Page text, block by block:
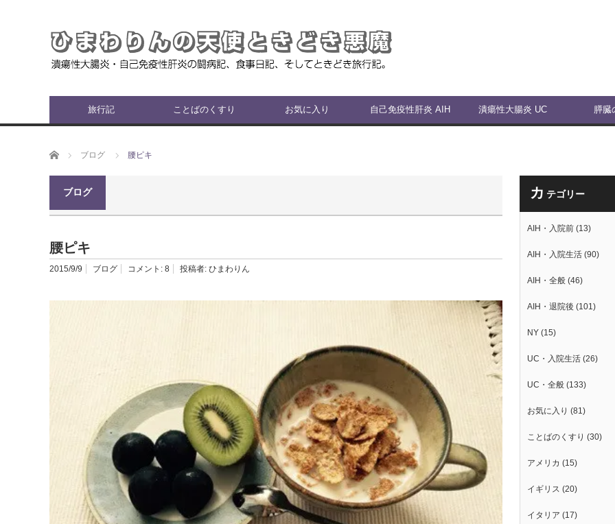
旅行記 ことばのくすり お気に入り 自己免疫性肝炎 AIH 潰瘍性大腸炎 UC 膵臓
ホーム ブログ 腰ピキ
ブログ
腰ピキ
2015/9/9 ブログ コメント: 8 投稿者: ひまわりん
カ テゴリー
AIH・入院前 (13)
AIH・入院生活 (90)
AIH・全般 (46)
AIH・退院後 (101)
NY (15)
UC・入院生活 (26)
UC・全般 (133)
お気に入り (81)
ことばのくすり (30)
アメリカ (15)
イギリス (20)
イタリア (17)